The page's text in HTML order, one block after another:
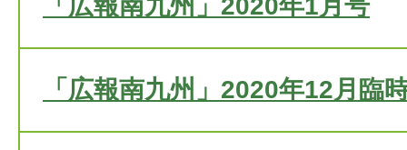
「広報南九州」2020年1月号
「広報南九州」2020年12月臨